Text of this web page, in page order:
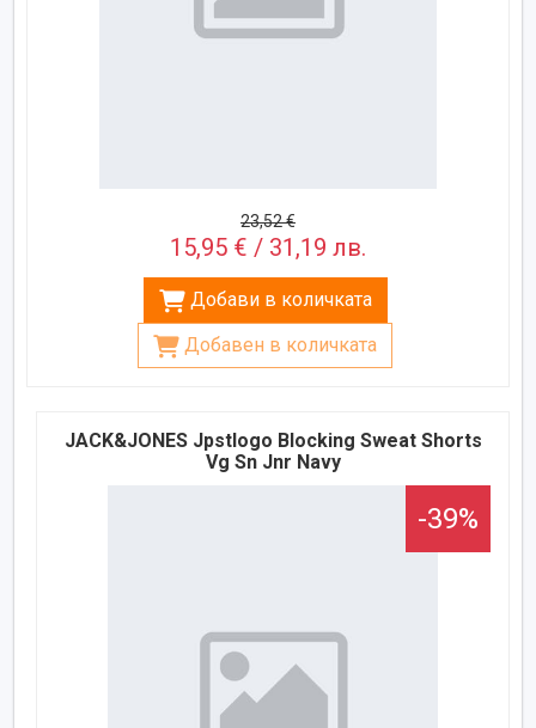
23,52 €
15,95 € / 31,19 лв.
Добави в количката
Добавен в количката
JACK&JONES Jpstlogo Blocking Sweat Shorts
Vg Sn Jnr Navy
-39%